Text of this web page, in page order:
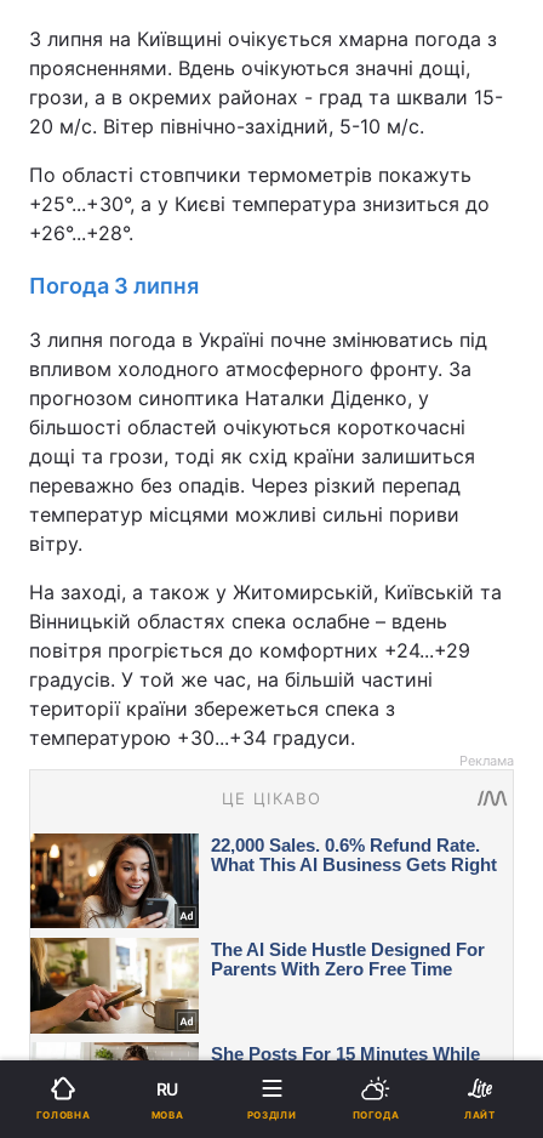
3 липня на Київщині очікується хмарна погода з
проясненнями. Вдень очікуються значні дощі,
грози, а в окремих районах - град та шквали 15-
20 м/с. Вітер північно-західний, 5-10 м/с.
По області стовпчики термометрів покажуть
+25°...+30°, а у Києві температура знизиться до
+26°...+28°.
Погода 3 липня
3 липня погода в Україні почне змінюватись під
впливом холодного атмосферного фронту. За
прогнозом синоптика Наталки Діденко, у
більшості областей очікуються короткочасні
дощі та грози, тоді як схід країни залишиться
переважно без опадів. Через різкий перепад
температур місцями можливі сильні пориви
вітру.
На заході, а також у Житомирській, Київській та
Вінницькій областях спека ослабне – вдень
повітря прогріється до комфортних +24...+29
градусів. У той же час, на більшій частині
території країни збережеться спека з
температурою +30...+34 градуси.
Реклама
ГОЛОВНА
RU
МОВА РОЗДІЛИ ПОГОДА ЛАЙТ